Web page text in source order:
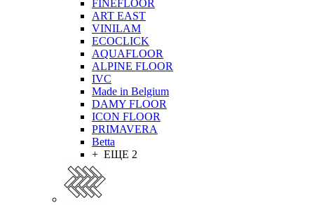
FINEFLOOR
ART EAST
VINILAM
ECOCLICK
AQUAFLOOR
ALPINE FLOOR
IVC
Made in Belgium
DAMY FLOOR
ICON FLOOR
PRIMAVERA
Betta
+ ЕЩЕ 2